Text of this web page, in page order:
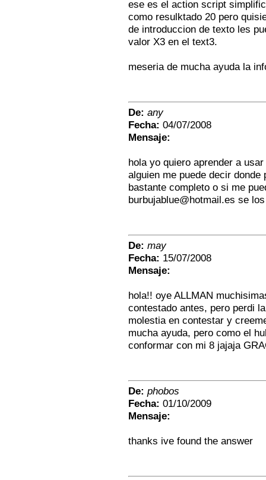
ese es el action script
como resulktado 20 pero
de introduccion de texto les
valor X3 en el text3.
meseria de mucha ayuda la
De: any
Fecha: 04/07/2008
Mensaje:
hola yo quiero aprender a
alguien me puede decir
bastante completo o si me
burbujablue@hotmail.es se
De: may
Fecha: 15/07/2008
Mensaje:
hola!! oye ALLMAN
contestado antes, pero perdi
molestia en contestar y
mucha ayuda, pero como el
conformar con mi 8 jajaja
De: phobos
Fecha: 01/10/2009
Mensaje:
thanks ive found the answer